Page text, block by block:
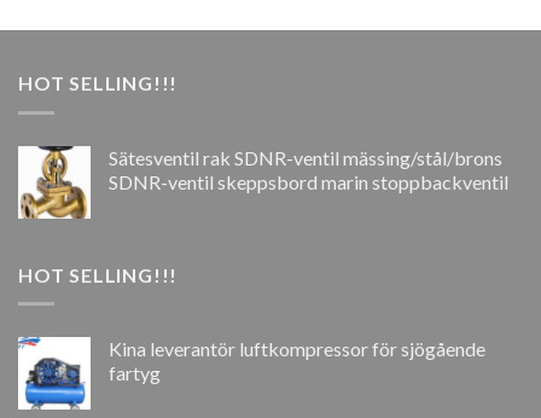
HOT SELLING!!!
Sätesventil rak SDNR-ventil mässing/stål/brons
SDNR-ventil skeppsbord marin stoppbackventil
HOT SELLING!!!
Kina leverantör luftkompressor för sjögående
fartyg